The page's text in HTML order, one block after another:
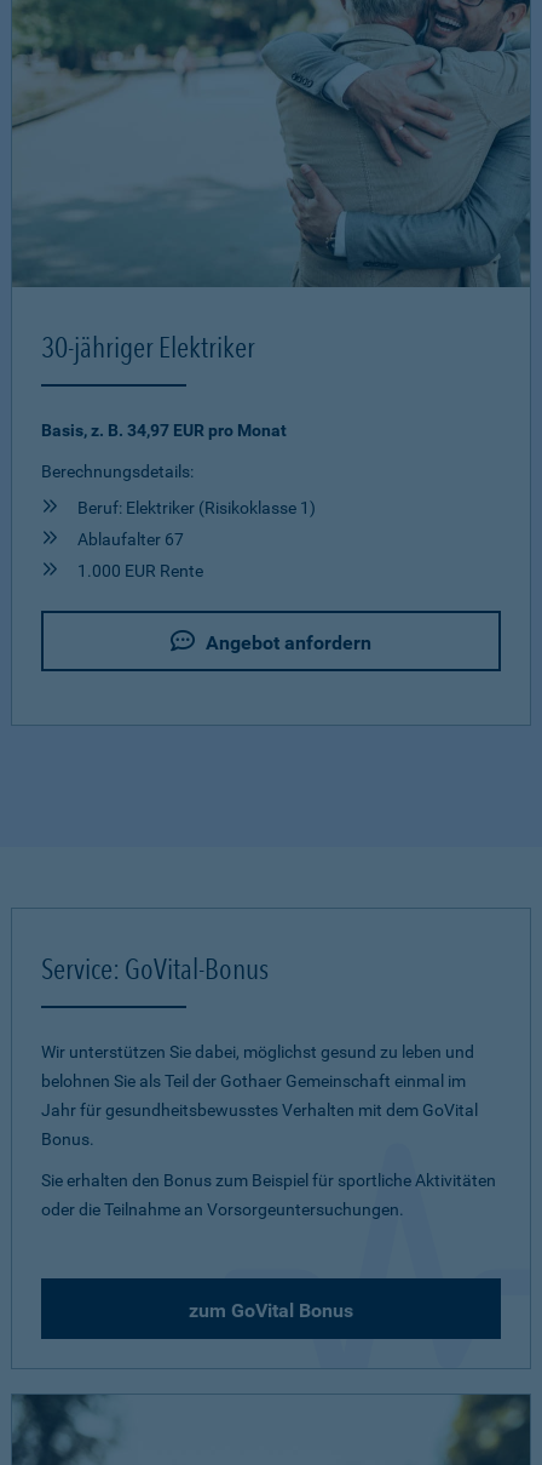
30-jähriger Elektriker
Basis, z. B. 34,97 EUR pro Monat
Berechnungsdetails:
Beruf: Elektriker (Risikoklasse 1)
Ablaufalter 67
1.000 EUR Rente
Angebot anfordern
Service: GoVital-Bonus
Wir unterstützen Sie dabei, möglichst gesund zu leben und
belohnen Sie als Teil der Gothaer Gemeinschaft einmal im
Jahr für gesundheitsbewusstes Verhalten mit dem GoVital
Bonus.
Sie erhalten den Bonus zum Beispiel für sportliche Aktivitäten
oder die Teilnahme an Vorsorgeuntersuchungen.
zum GoVital Bonus